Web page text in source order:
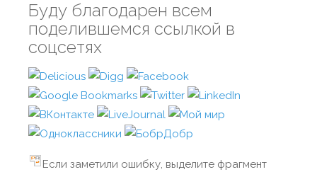
Буду благодарен всем
поделившемся ссылкой в
соцсетях
Если заметили ошибку, выделите фрагмент